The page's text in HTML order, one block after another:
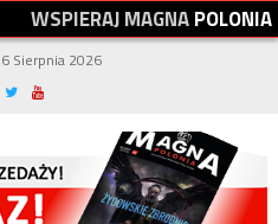
WSPIERAJMAGNAPOLONIA
Sierpnia 2026